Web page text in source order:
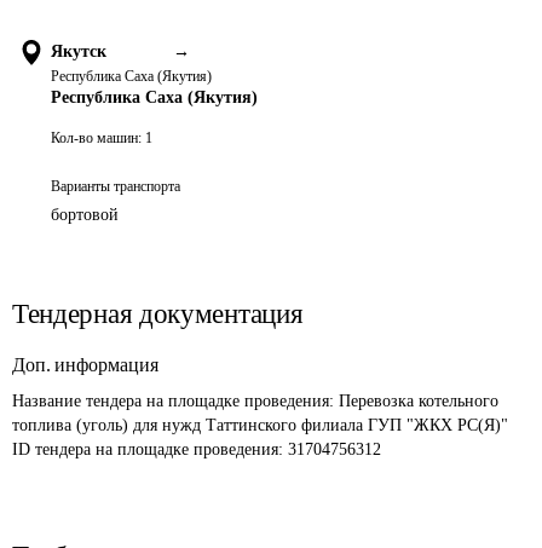
Якутск →
Республика Саха (Якутия)
Республика Саха (Якутия)
Кол-во машин: 1
Варианты транспорта
бортовой
Тендерная документация
Доп. информация
Название тендера на площадке проведения: Перевозка котельного
топлива (уголь) для нужд Таттинского филиала ГУП "ЖКХ РС(Я)"
ID тендера на площадке проведения: 31704756312